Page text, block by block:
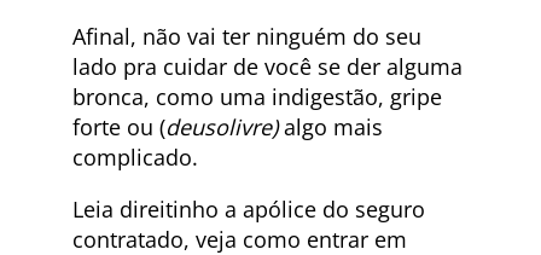
Afinal, não vai ter ninguém do seu
lado pra cuidar de você se der alguma
bronca, como uma indigestão, gripe
forte ou (deusolivre)algo mais
complicado.
Leia direitinho a apólice do seguro
contratado, veja como entrar em